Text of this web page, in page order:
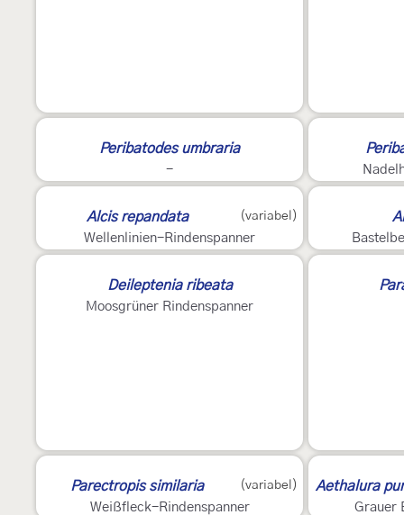
Peribatodes umbraria
-
Alcis repandata (variabel)
Wellenlinien-Rindenspanner
Deileptenia ribeata
Moosgrüner Rindenspanner
Parectropis similaria (variabel)
Weißfleck-Rindenspanner
Aethalura
Grauer